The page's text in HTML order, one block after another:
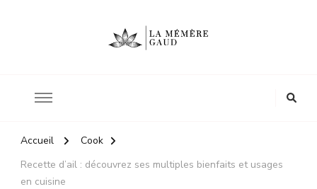
Accueil
Cook
Recette d’ail : découvrez ses multiples bienfaits et usages
en cuisine